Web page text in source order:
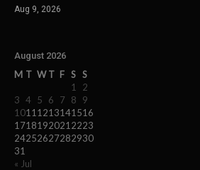
Aug 9, 2026
August 2026
M T W T F S S
1
2
3 4 5 6 7 8
9
1011 1213141516
1718192021 2223
24252627282930
31
« Jul